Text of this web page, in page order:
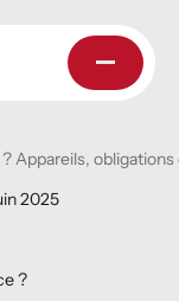
Appareils, obligations
2025
?